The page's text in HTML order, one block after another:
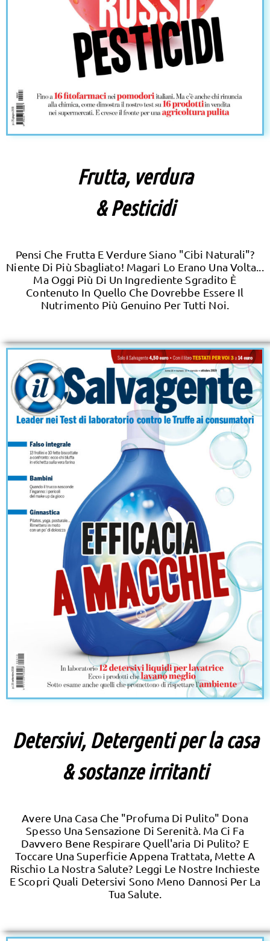
Frutta, verdura
& Pesticidi
Pensi Che Frutta E Verdure Siano "cibi Naturali"?
Niente Di Più Sbagliato! Magari Lo Erano Una Volta...
Ma Oggi Più Di Un Ingrediente Sgradito È
Contenuto In Quello Che Dovrebbe Essere Il
Nutrimento Più Genuino Per Tutti Noi.
Detersivi, Detergenti per la casa
& sostanze irritanti
Avere Una Casa Che "profuma Di Pulito" Dona
Spesso Una Sensazione Di Serenità. Ma Ci Fa
Davvero Bene Respirare Quell'aria Di Pulito? E
Toccare Una Superficie Appena Trattata, Mette A
Rischio La Nostra Salute? Leggi Le Nostre Inchieste
E Scopri Quali Detersivi Sono Meno Dannosi Per La
Tua Salute.